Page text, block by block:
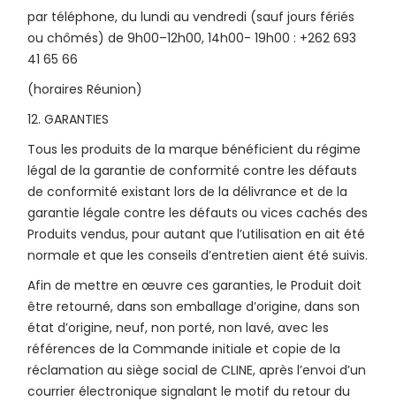
par téléphone, du lundi au vendredi (sauf jours fériés
ou chômés) de 9h00–12h00, 14h00- 19h00 : +262 693
41 65 66
(horaires Réunion)
12. GARANTIES
Tous les produits de la marque bénéficient du régime
légal de la garantie de conformité contre les défauts
de conformité existant lors de la délivrance et de la
garantie légale contre les défauts ou vices cachés des
Produits vendus, pour autant que l’utilisation en ait été
normale et que les conseils d’entretien aient été suivis.
Afin de mettre en œuvre ces garanties, le Produit doit
être retourné, dans son emballage d’origine, dans son
état d’origine, neuf, non porté, non lavé, avec les
références de la Commande initiale et copie de la
réclamation au siège social de CLINE, après l’envoi d’un
courrier électronique signalant le motif du retour du